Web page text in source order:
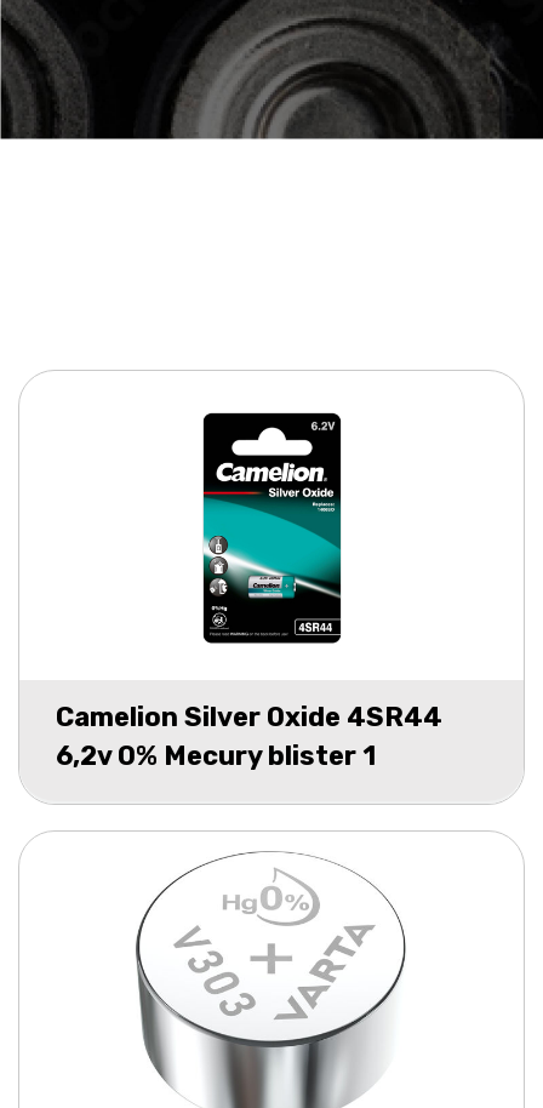
Camelion Silver Oxide 4SR44
6,2v 0% Mecury blister 1